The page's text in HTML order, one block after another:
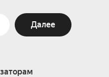
Далее